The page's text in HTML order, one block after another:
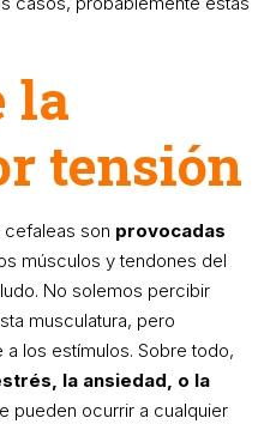
la
tensión
son provocadas
músculos y tendones del
No solemos percibir
musculatura, pero
los estímulos. Sobre todo,
la ansiedad, o la
pueden ocurrir a cualquier